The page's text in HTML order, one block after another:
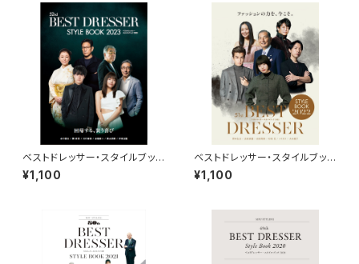
ベストドレッサー・スタイルブック
2023
¥1,100
ベストドレッサー・スタイルブック
2022
¥1,100